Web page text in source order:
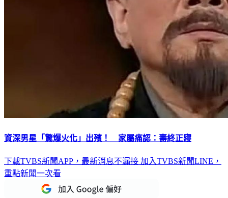
資深男星「驚爆火化」出殯！ 家屬痛認：壽終正寢
下載TVBS新聞APP，最新消息不漏接 加入TVBS新聞LINE，
重點新聞一次看